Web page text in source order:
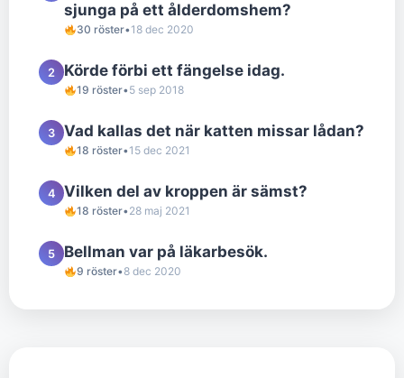
sjunga på ett ålderdomshem?
30 röster•18 dec 2020
2 Körde förbi ett fängelse idag.
19 röster•5 sep 2018
3 Vad kallas det när katten missar lådan?
18 röster•15 dec 2021
4 Vilken del av kroppen är sämst?
18 röster•28 maj 2021
5 Bellman var på läkarbesök.
9 röster•8 dec 2020